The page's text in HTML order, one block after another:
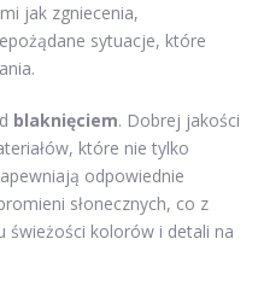
jak zgniecenia,
sytuacje, które
blaknięciem. Dobrej jakości
które nie tylko
odpowiednie
słonecznych, co z
świeżości kolorów i detali na